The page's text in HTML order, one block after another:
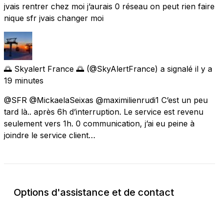
jvais rentrer chez moi j’aurais 0 réseau on peut rien faire
nique sfr jvais changer moi
🌅 Skyalert France 🌅 (@SkyAlertFrance) a signalé il y a
19 minutes
@SFR @MickaelaSeixas @maximilienrudi1 C’est un peu
tard là.. après 6h d’interruption. Le service est revenu
seulement vers 1h. 0 communication, j’ai eu peine à
joindre le service client…
Options d'assistance et de contact